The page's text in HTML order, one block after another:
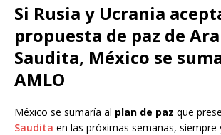
Si Rusia y Ucrania
propuesta de paz de
Saudita, México se
AMLO
México se sumaría al plan de paz que
Saudita en las próximas semanas, siempre